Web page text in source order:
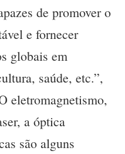
de promover o
e fornecer
globais em
saúde, etc.”,
eletromagnetismo,
a óptica
são alguns